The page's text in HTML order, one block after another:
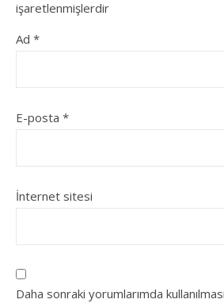
işaretlenmişlerdir
Ad *
E-posta *
İnternet sitesi
Daha sonraki yorumlarımda